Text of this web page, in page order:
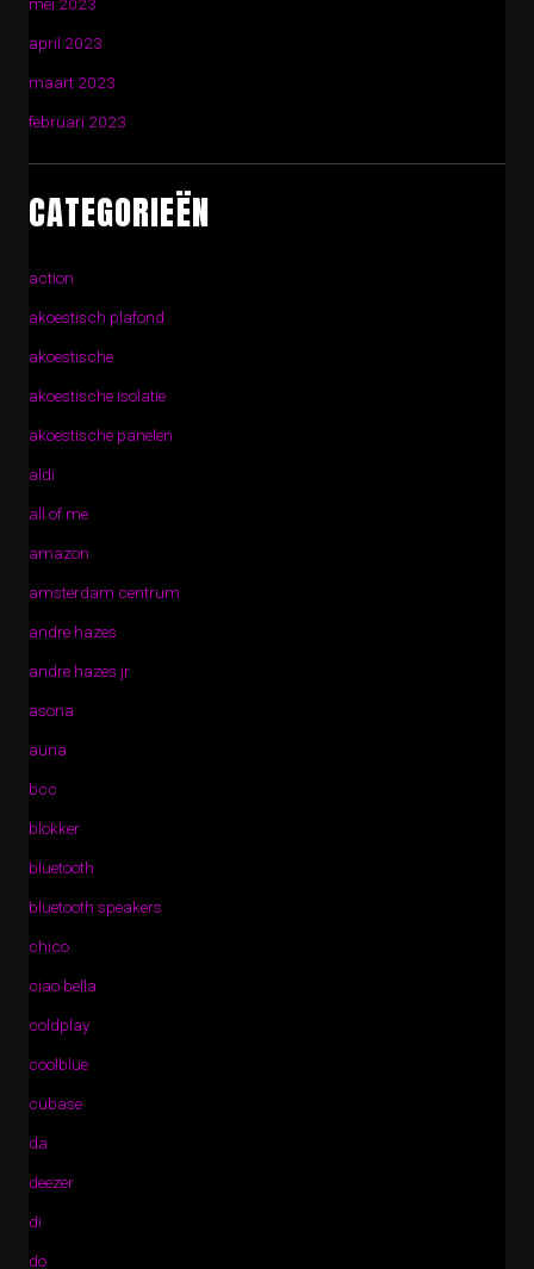
april 2023
maart 2023
februari 2023
CATEGORIEËN
action
akoestisch plafond
akoestische
akoestische isolatie
akoestische panelen
aldi
all of me
amazon
amsterdam centrum
andre hazes
andre hazes jr
asona
auna
bcc
blokker
bluetooth
bluetooth speakers
chico
ciao bella
coldplay
coolblue
cubase
da
deezer
di
do